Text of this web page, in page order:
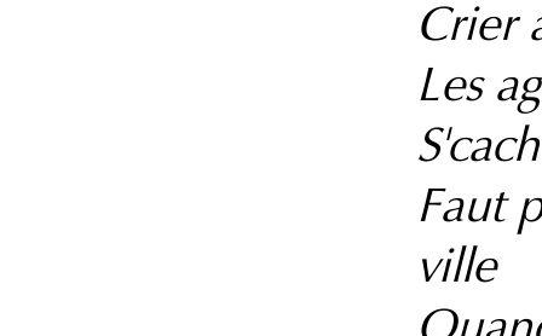
Crier
Les
Faut
ville